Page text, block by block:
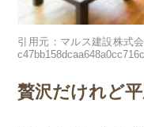
引用元：マルス建設株式
贅沢だけれど